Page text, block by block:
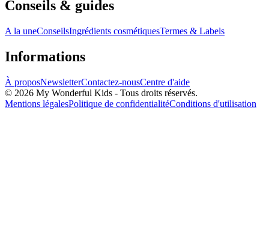
Conseils & guides
A la uneConseilsIngrédients cosmétiquesTermes & Labels
Informations
À proposNewsletterContactez-nousCentre d'aide
© 2026 My Wonderful Kids - Tous droits réservés.
Mentions légalesPolitique de confidentialitéConditions d'utilisation